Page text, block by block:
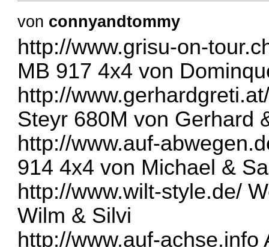
von connyandtommy
http://www.grisu-on-
MB 917 4x4 von
http://
Steyr 680M von Gerhard
http://www.auf-
914 4x4 von Michael &
http://www.wilt-style.de/
Wilm & Silvi
http://www.auf-achse.info